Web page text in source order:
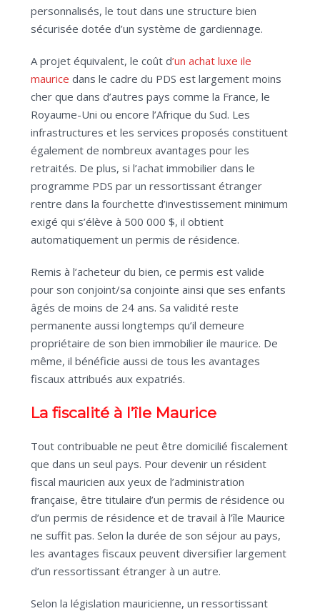
personnalisés, le tout dans une structure bien
sécurisée dotée d’un système de gardiennage.
A projet équivalent, le coût d’un achat luxe ile
maurice dans le cadre du PDS est largement moins
cher que dans d’autres pays comme la France, le
Royaume-Uni ou encore l’Afrique du Sud. Les
infrastructures et les services proposés constituent
également de nombreux avantages pour les
retraités. De plus, si l’achat immobilier dans le
programme PDS par un ressortissant étranger
rentre dans la fourchette d’investissement minimum
exigé qui s’élève à 500 000 $, il obtient
automatiquement un permis de résidence.
Remis à l’acheteur du bien, ce permis est valide
pour son conjoint/sa conjointe ainsi que ses enfants
âgés de moins de 24 ans. Sa validité reste
permanente aussi longtemps qu’il demeure
propriétaire de son bien immobilier ile maurice. De
même, il bénéficie aussi de tous les avantages
fiscaux attribués aux expatriés.
La fiscalité à l’île Maurice
Tout contribuable ne peut être domicilié fiscalement
que dans un seul pays. Pour devenir un résident
fiscal mauricien aux yeux de l’administration
française, être titulaire d’un permis de résidence ou
d’un permis de résidence et de travail à l’île Maurice
ne suffit pas. Selon la durée de son séjour au pays,
les avantages fiscaux peuvent diversifier largement
d’un ressortissant étranger à un autre.
Selon la législation mauricienne, un ressortissant